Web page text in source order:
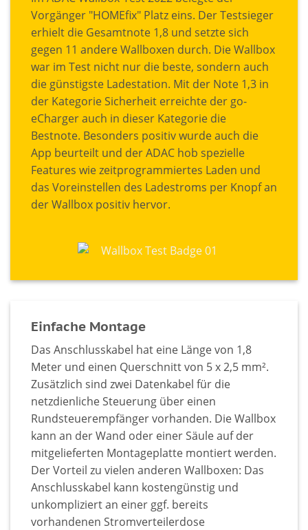
Vorgänger "HOMEfix" Platz eins. Der Testsieger
erhielt die Gesamtnote 1,8 und setzte sich
gegen 11 andere Wallboxen durch. Die Wallbox
war im Test nicht nur die beste, sondern auch
die günstigste Ladestation. Mit der Note 1,3 in
der Kategorie Sicherheit erreichte der go-
eCharger auch in dieser Kategorie die
Bestnote. Besonders positiv wurde auch die
App beurteilt und der ADAC hob spezielle
Features wie zeitprogrammiertes Laden und
das Voreinstellen des Ladestroms per Knopf an
der Wallbox positiv hervor.
Einfache Montage
Das Anschlusskabel hat eine Länge von 1,8
Meter und einen Querschnitt von 5 x 2,5 mm².
Zusätzlich sind zwei Datenkabel für die
netzdienliche Steuerung über einen
Rundsteuerempfänger vorhanden. Die Wallbox
kann an der Wand oder einer Säule auf der
mitgelieferten Montageplatte montiert werden.
Der Vorteil zu vielen anderen Wallboxen: Das
Anschlusskabel kann kostengünstig und
unkompliziert an einer ggf. bereits
vorhandenen Stromverteilerdose